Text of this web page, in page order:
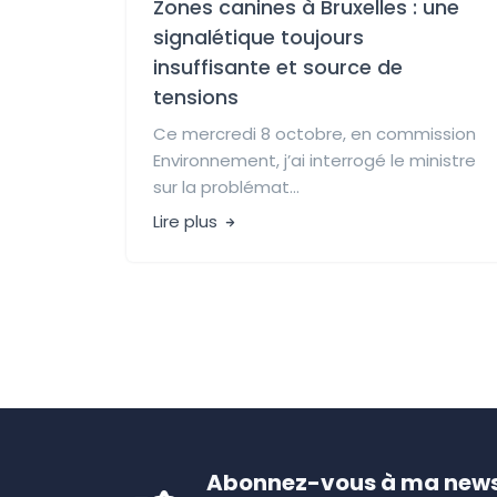
Zones canines à Bruxelles : une
signalétique toujours
insuffisante et source de
tensions
Ce mercredi 8 octobre, en commission
Environnement, j’ai interrogé le ministre
sur la problémat...
Lire plus
Abonnez-vous à ma